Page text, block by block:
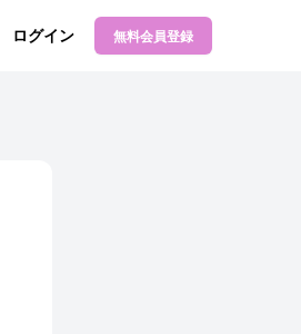
ログイン 無料会員登録